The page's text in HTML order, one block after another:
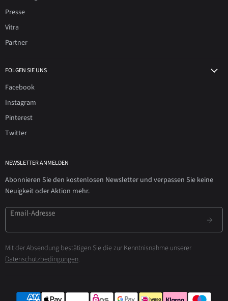
Presse
Vitra
Partner
FOLGEN SIE UNS
Facebook
Instagram
Pinterest
Twitter
NEWSLETTER ANMELDEN
Abonnieren Sie den kostenlosen Newsletter und verpassen Sie keine
Neuigkeit oder Aktion mehr.
Email-Adresse
Mit der Absendung bestätigen Sie die zur Kenntnisnahme unserer
Datenschutzbedingungen.